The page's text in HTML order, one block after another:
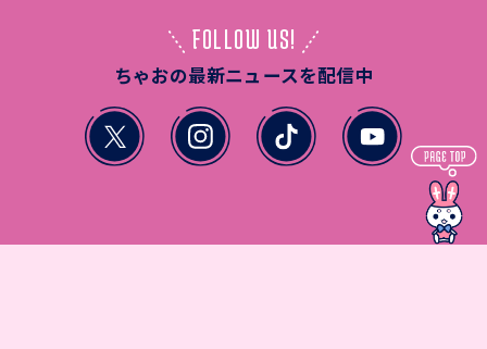
FOLLOW US!
ちゃおの最新ニュースを配信中